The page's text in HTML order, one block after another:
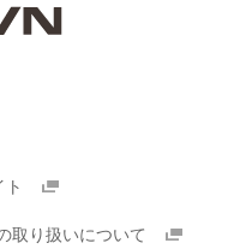
ト
取り扱いについて